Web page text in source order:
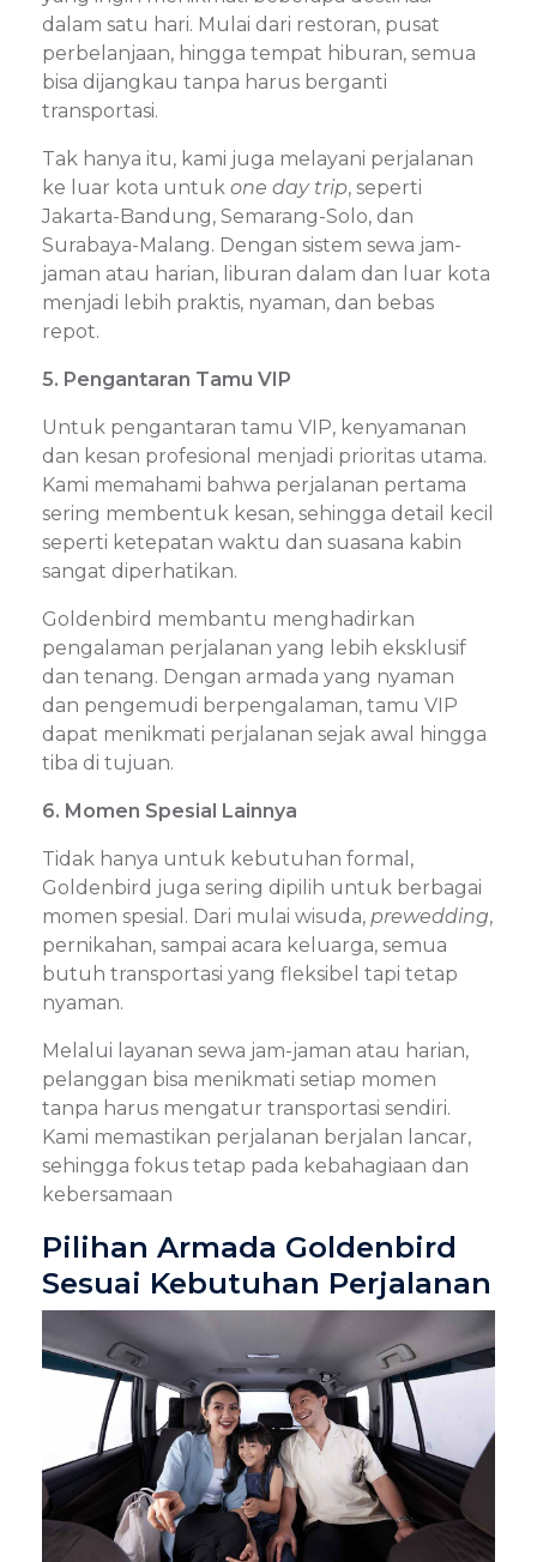
dalam satu hari. Mulai dari restoran, pusat
perbelanjaan, hingga tempat hiburan, semua
bisa dijangkau tanpa harus berganti
transportasi.
Tak hanya itu, kami juga melayani perjalanan
ke luar kota untuk one day trip, seperti
Jakarta-Bandung, Semarang-Solo, dan
Surabaya-Malang. Dengan sistem sewa jam-
jaman atau harian, liburan dalam dan luar kota
menjadi lebih praktis, nyaman, dan bebas
repot.
5. Pengantaran Tamu VIP
Untuk pengantaran tamu VIP, kenyamanan
dan kesan profesional menjadi prioritas utama.
Kami memahami bahwa perjalanan pertama
sering membentuk kesan, sehingga detail kecil
seperti ketepatan waktu dan suasana kabin
sangat diperhatikan.
Goldenbird membantu menghadirkan
pengalaman perjalanan yang lebih eksklusif
dan tenang. Dengan armada yang nyaman
dan pengemudi berpengalaman, tamu VIP
dapat menikmati perjalanan sejak awal hingga
tiba di tujuan.
6. Momen Spesial Lainnya
Tidak hanya untuk kebutuhan formal,
Goldenbird juga sering dipilih untuk berbagai
momen spesial. Dari mulai wisuda, prewedding,
pernikahan, sampai acara keluarga, semua
butuh transportasi yang fleksibel tapi tetap
nyaman.
Melalui layanan sewa jam-jaman atau harian,
pelanggan bisa menikmati setiap momen
tanpa harus mengatur transportasi sendiri.
Kami memastikan perjalanan berjalan lancar,
sehingga fokus tetap pada kebahagiaan dan
kebersamaan
Pilihan Armada Goldenbird
Sesuai Kebutuhan Perjalanan